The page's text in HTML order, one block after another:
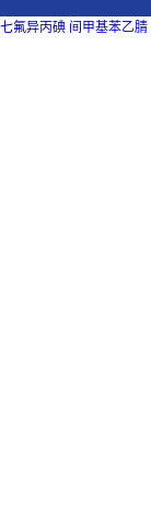
七氟异丙碘 间甲基苯乙腈